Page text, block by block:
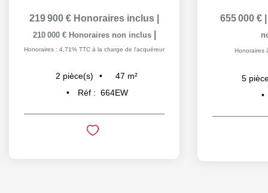
219 900 € Honoraires inclus
210 000 € Honoraires non inclus
Honoraires : 4,71% TTC à la charge de l'acquéreur
2 pièce(s) 47 m²
Réf : 664EW
655 000 €
Honoraires
5